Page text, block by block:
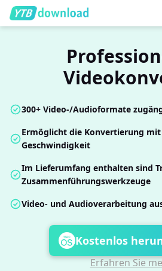
300+ Video-/Audioformate
Ermöglicht die Konvertierung
Geschwindigkeit
Im Lieferumfang enthalten sind
Zusammenführungswerkzeuge
Video- und Audioverarbeitung
Kostenlos
Erfahren Sie